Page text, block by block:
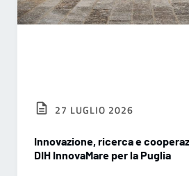
27 LUGLIO 2026
Innovazione, ricerca e
DIH InnovaMare per la Puglia